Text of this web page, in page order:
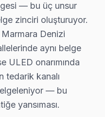
Onarım –
arızalandığında
— Avcılar:
1-2 saat içinde kapınızda
marka ve model
garantisi
sonrası test ve
— bu üç unsur
zinciri oluşturuyor.
Denizi
aynı belge
ULED onarımında
tedarik kanalı
— bu
yansıması.